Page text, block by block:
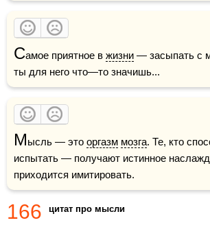
Самое приятное в жизни — засыпать с
ты для него что—то значишь...
Мысль — это оргазм мозга. Те, кто
испытать — получают истинное
приходится имитировать.
166 цитат про мысли